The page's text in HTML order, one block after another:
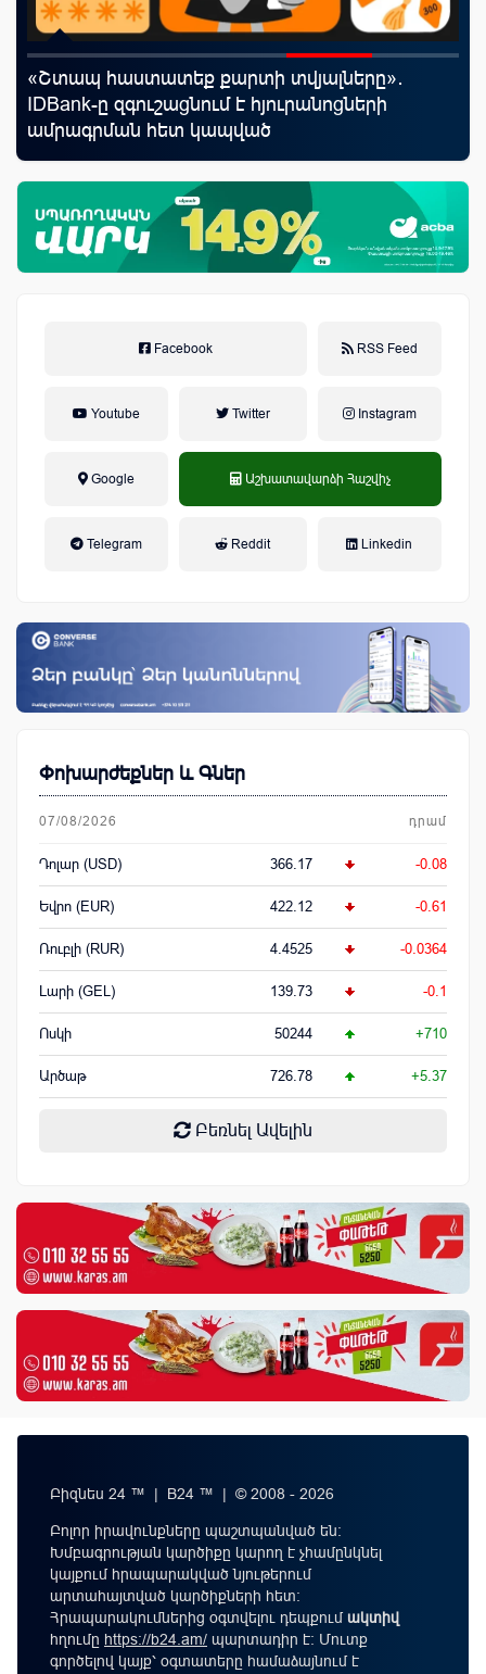
«Շտապ հաստատեք քարտի տվյալները»․
IDBank-ը զգուշացնում է հյուրանոցների
ամրագրման հետ կապված
զեղծարարությունների մասին
Facebook RSS Feed
Youtube Twitter Instagram
Google Աշխատավարձի Հաշվիչ
Telegram Reddit Linkedin
Փոխարժեքներ և Գներ
07/08/2026 դրամ
Դոլար (USD) 366.17 -0.08
Եվրո (EUR) 422.12 -0.61
Ռուբլի (RUR) 4.4525 -0.0364
Լարի (GEL) 139.73 -0.1
Ոսկի 50244 +710
Արծաթ 726.78 +5.37
Բեռնել Ավելին
Բիզնես 24 ™ | B24 ™ | © 2008 - 2026
Բոլոր իրավունքները պաշտպանված են:
Խմբագրության կարծիքը կարող է չհամընկնել
կայքում հրապարակված նյութերում
արտահայտված կարծիքների հետ:
Հրապարակումներից օգտվելու դեպքումակտիվ
հղումը https://b24.am/ պարտադիր է: Մուտք
գործելով կայք՝ օգտատերը համաձայնում է